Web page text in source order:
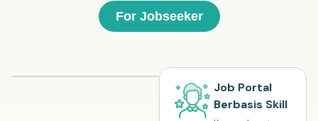
For Jobseeker
Job Portal
Berbasis Skill